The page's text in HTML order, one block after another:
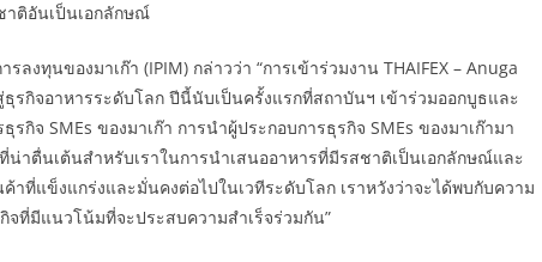
ติอันเป็นเอกลักษณ์
งทุนของมาเก๊า (IPIM) กล่าวว่า “การเข้าร่วมงาน THAIFEX – Anuga
รกิจอาหารระดับโลก ปีนี้นับเป็นครั้งแรกที่สถาบันฯ เข้าร่วมออกบูธและ
กิจ SMEs ของมาเก๊า การนำผู้ประกอบการธุรกิจ SMEs ของมาเก๊ามา
ที่น่าตื่นเต้นสำหรับเราในการนำเสนออาหารที่มีรสชาติเป็นเอกลักษณ์และ
าที่แข็งแกร่งและมั่นคงต่อไปในเวทีระดับโลก เราหวังว่าจะได้พบกับความ
จที่มีแนวโน้มที่จะประสบความสำเร็จร่วมกัน”